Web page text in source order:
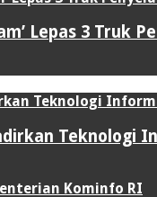
Lepas 3 Truk
Teknologi